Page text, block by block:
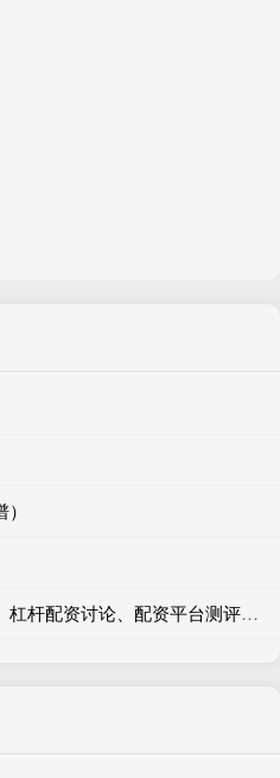
股票配资论坛、配资炒股交流、杠杆配资讨论、配资平台测评、配资风险提示